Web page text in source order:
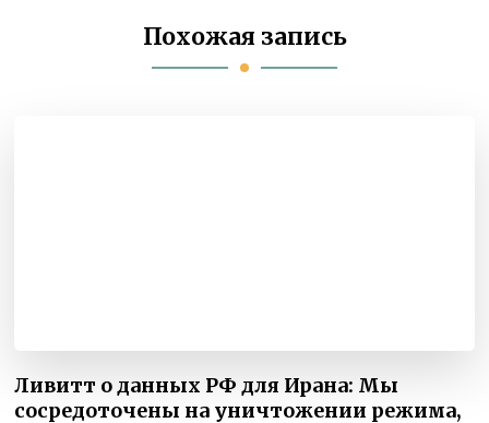
Похожая запись
Ливитт о данных РФ для Ирана: Мы
сосредоточены на уничтожении режима,